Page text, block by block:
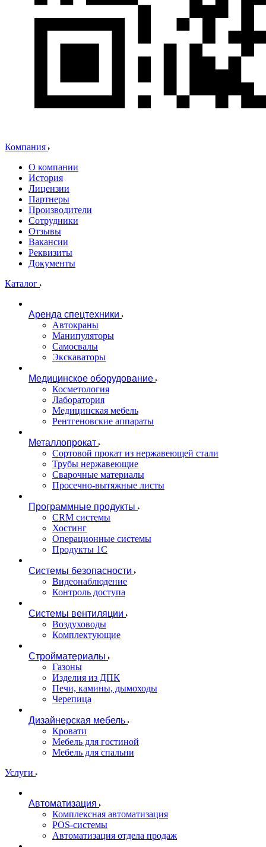
Компания
О компании
История
Лицензии
Партнеры
Производители
Сотрудники
Отзывы
Вакансии
Реквизиты
Документы
Каталог
Аренда спецтехники
Автокраны
Манипуляторы
Самосвалы
Экскаваторы
Медицинское оборудование
Косметология
Лаборатория
Медицинская мебель
Рентгеновские аппараты
Металлопрокат
Сортовой прокат из нержавеющей стали
Трубы нержавеющие
Сварочные материалы
Просечно-вытяжные листы
Программные продукты
CRM системы
Хостинг
Операционные системы
Продукты 1С
Системы безопасности
Видеонаблюдение
Контроль доступа
Системы вентиляции
Воздуховоды
Комплектующие
Стройматериалы
Газоны
Изделия из ДПК
Печи, камины, дымоходы
Черепица
Дизайнерская мебель
Кровати
Мебель для гостиной
Мебель для спальни
Услуги
Автоматизация
Комплексная автоматизация
POS-системы
Автоматизация отдела продаж